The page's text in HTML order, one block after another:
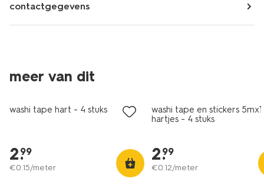
contactgegevens
meer van dit
washi tape hart - 4 stuks
2.
99
€0.15/meter
washi tape en stickers
hartjes - 4 stuks
2.
99
€0.12/meter